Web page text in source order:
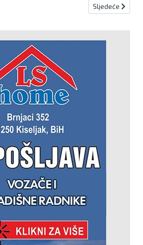
ZA GOSPODARSTVO – POZIVSljedeći
Sljedeće